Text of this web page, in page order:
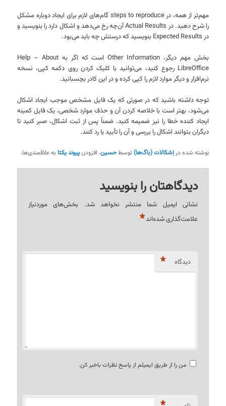
مهم‌تر از همه، در steps to reproduce گام‌های لازم برای ایجاد دوباره مشکل
را شرح دهید. در Actual Results آن‌چه رخ می‌دهد و اشکال دارد را بنویسید و
در Expected Results بنویسید که درستش چه باید می‌بود.
بخش مهم دیگر، Other Information است که اگر به Help – About
LibreOffice رجوع کنید، می‌توانید با کلیک کردن روی دکمه کپی، نسخه
نرم‌افزار و دیگر موارد لازم را کپی کرده و در این کادر بچسبانید.
توجه داشته باشید که در صورتی که یک فایل مشخص موجب ایجاد اشکال
می‌شود، بهتر است با خلاصه کردن آن و حذف موارد شخصی، یک فایل کمینه
ایجاد کننده خطا را نیز ضمیمه کنید. ضمناً پس از ثبت اشکال، صبر کنید تا
دیگران بتوانند اشکال را بررسی و آن را تأیید یا رد کنند.
نوشته شده دراِشکالات (باگ‌ها) توسطحسین. افزودنپیوند یکتا به علاقمندی‌ها.
دیدگاهتان را بنویسید
نشانی ایمیل شما منتشر نخواهد شد.
بخش‌های موردنیاز
علامت‌گذاری شده‌اند*
دیدگاه *
من را از طریق ایمیلم از پاسخ نظرات باخبر کن.